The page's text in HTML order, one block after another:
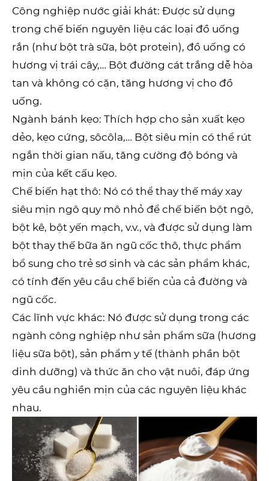
Công nghiệp nước giải khát: Được sử dụng
trong chế biến nguyên liệu các loại đồ uống
rắn (như bột trà sữa, bột protein), đồ uống có
hương vị trái cây,… Bột đường cát trắng dễ hòa
tan và không có cặn, tăng hương vị cho đồ
uống.
Ngành bánh kẹo: Thích hợp cho sản xuất kẹo
dẻo, kẹo cứng, sôcôla,… Bột siêu mịn có thể rút
ngắn thời gian nấu, tăng cường độ bóng và
mịn của kết cấu kẹo.
Chế biến hạt thô: Nó có thể thay thế máy xay
siêu mịn ngô quy mô nhỏ để chế biến bột ngô,
bột kê, bột yến mạch, v.v., và được sử dụng làm
bột thay thế bữa ăn ngũ cốc thô, thực phẩm
bổ sung cho trẻ sơ sinh và các sản phẩm khác,
có tính đến yêu cầu chế biến của cả đường và
ngũ cốc.
Các lĩnh vực khác: Nó được sử dụng trong các
ngành công nghiệp như sản phẩm sữa (hương
liệu sữa bột), sản phẩm y tế (thành phần bột
dinh dưỡng) và thức ăn cho vật nuôi, đáp ứng
yêu cầu nghiền mịn của các nguyên liệu khác
nhau.